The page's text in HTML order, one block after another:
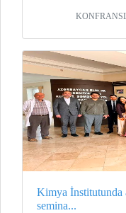
Kimya İnstitutunda
semina...